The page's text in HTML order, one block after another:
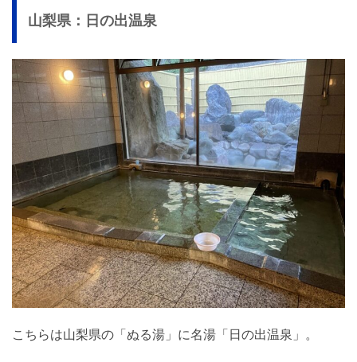
山梨県：日の出温泉
こちらは山梨県の「ぬる湯」に名湯「日の出温泉」。